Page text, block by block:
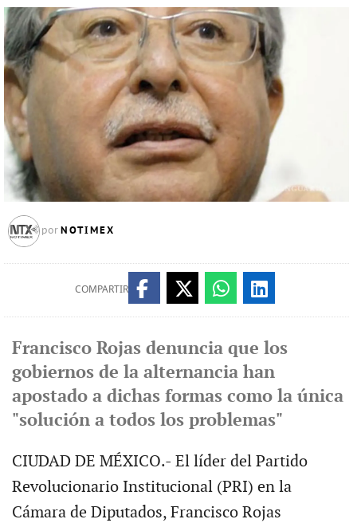
por NOTIMEX
COMPARTIR
Francisco Rojas denuncia que los
gobiernos de la alternancia han
apostado a dichas formas como la única
"solución a todos los problemas"
CIUDAD DE MÉXICO.- El líder del Partido
Revolucionario Institucional (PRI) en la
Cámara de Diputados, Francisco Rojas